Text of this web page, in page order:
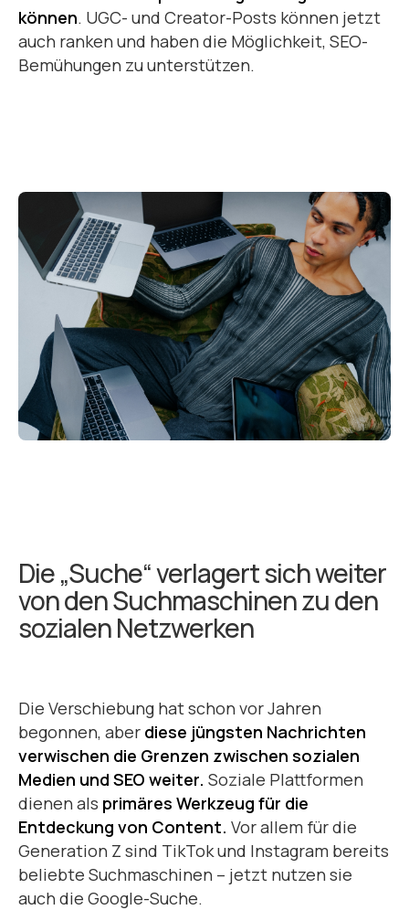
können. UGC- und Creator-Posts können jetzt
auch ranken und haben die Möglichkeit, SEO-
Bemühungen zu unterstützen.
Die „Suche“ verlagert sich weiter
von den Suchmaschinen zu den
sozialen Netzwerken
Die Verschiebung hat schon vor Jahren
begonnen, aber diese jüngsten Nachrichten
verwischen die Grenzen zwischen sozialen
Medien und SEO weiter. Soziale Plattformen
dienen als primäres Werkzeug für die
Entdeckung von Content. Vor allem für die
Generation Z sind TikTok und Instagram bereits
beliebte Suchmaschinen – jetzt nutzen sie
auch die Google-Suche.